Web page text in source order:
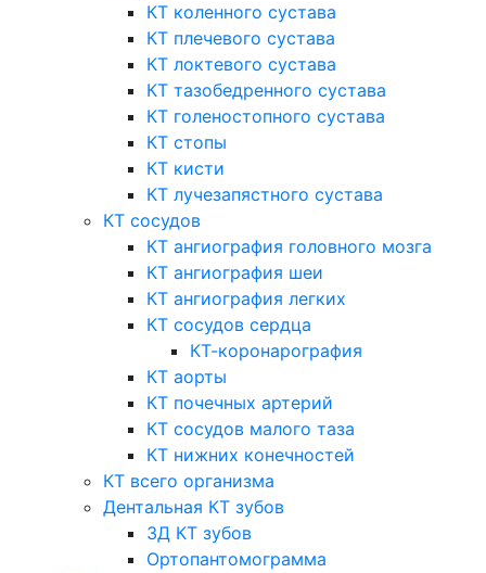
КТ коленного сустава
КТ плечевого сустава
КТ локтевого сустава
КТ тазобедренного сустава
КТ голеностопного сустава
КТ стопы
КТ кисти
КТ лучезапястного сустава
КТ сосудов
КТ ангиография головного мозга
КТ ангиография шеи
КТ ангиография легких
КТ сосудов сердца
КТ-коронарография
КТ аорты
КТ почечных артерий
КТ сосудов малого таза
КТ нижних конечностей
КТ всего организма
Дентальная КТ зубов
3Д КТ зубов
Ортопантомограмма